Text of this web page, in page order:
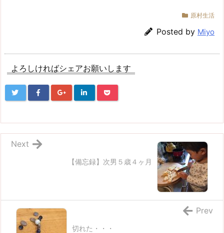
原村生活
Posted by Miyo
よろしければシェアお願いします
【備忘録】次男５歳４ヶ月
Next
切れた・・・
Prev